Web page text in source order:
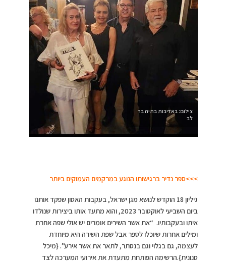
צילום: באדיבות בתיה בר
לב
>>>ספר נדיר ברגישותו הנוגע במרקמים העמוקים ביותר
גיליון 18 הוקדש לנושא מגן ישראל, בעקבות האסון שפקד אותנו
ביום השביעי לאוקטובר 2023, והוא מתעד אותו ביצירות שנולדו
איתו ובעקבותיו. “את אשר השירים אומרים יש אולי שפה אחרת
ומילים אחרות שיוכלו לספר אבל שפת השירה היא מיוחדת
לעצמה, גם בגלוי וגם בנסתר, לתאר את אשר אירע”. {מיכל
סנונית}.הרשימה הפותחת מתעדת את אירועי המערכה לצד